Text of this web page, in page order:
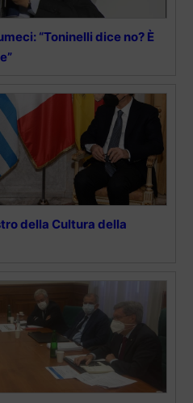
“Toninelli dice no? È
della Cultura della